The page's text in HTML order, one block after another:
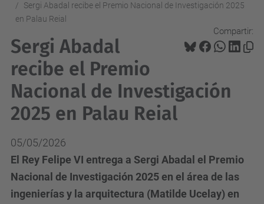
Sergi Abadal recibe el Premio Nacional de Investigación 2025
en Palau Reial
Compartir:
Sergi Abadal
recibe el Premio
Nacional de Investigación
2025 en Palau Reial
05/05/2026
El Rey Felipe VI entrega a Sergi Abadal el Premio
Nacional de Investigación 2025 en el área de las
ingenierías y la arquitectura (Matilde Ucelay) en